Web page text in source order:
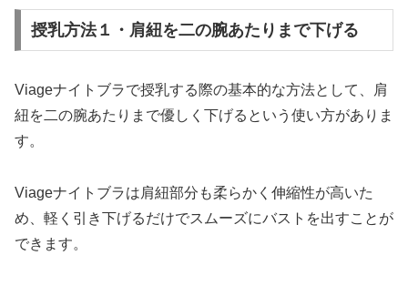
授乳方法１・肩紐を二の腕あたりまで下げる
Viageナイトブラで授乳する際の基本的な方法として、肩
紐を二の腕あたりまで優しく下げるという使い方がありま
す。
Viageナイトブラは肩紐部分も柔らかく伸縮性が高いた
め、軽く引き下げるだけでスムーズにバストを出すことが
できます。